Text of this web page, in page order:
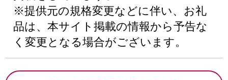
※提供元の規格変更などに伴い、お礼
品は、本サイト掲載の情報から予告な
く変更となる場合がございます。